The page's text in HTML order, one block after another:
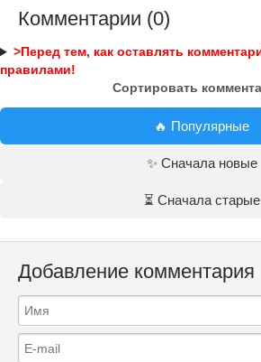
Комментарии (0)
>Перед тем, как оставлять
правилами!
Сортировать
🔥 Популярные
✨ Сначала новые
⏳ Сначала старые
Добавление комментария